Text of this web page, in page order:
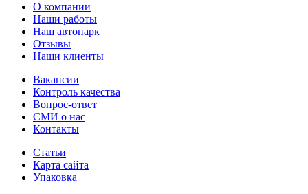
О компании
Наши работы
Наш автопарк
Отзывы
Наши клиенты
Вакансии
Контроль качества
Вопрос-ответ
СМИ о нас
Контакты
Статьи
Карта сайта
Упаковка